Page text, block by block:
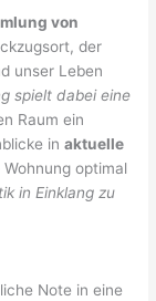
von
der
unser Leben
spielt dabei eine
Raum ein
inaktuelle
optimal
in Einklang zu
Note in eine